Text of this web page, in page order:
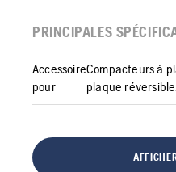
PRINCIPALES
Accessoire
pour
Compacteurs à
plaque